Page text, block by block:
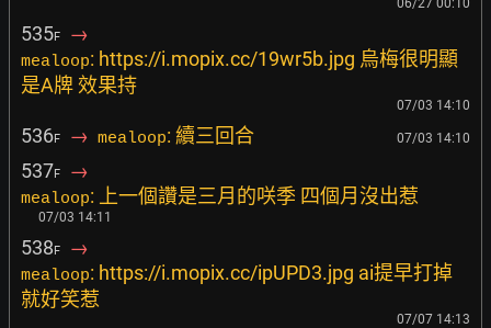
06/27 00:10
535F →
mealoop: https://i.mopix.cc/19wr5b.jpg 烏梅很明顯
是A牌 效果持
07/03 14:10
536F → mealoop: 續三回合 07/03 14:10
537F →
mealoop: 上一個讚是三月的咲季 四個月沒出惹
07/03 14:11
538F →
mealoop: https://i.mopix.cc/ipUPD3.jpg ai提早打掉
就好笑惹
07/07 14:13